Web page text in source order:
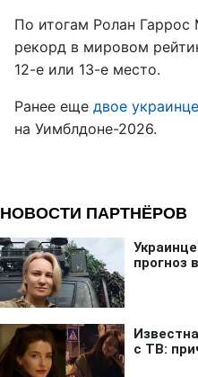
По итогам Ролан Гаррос
рекорд в мировом
12-е или 13-е место.
Ранее еще двое
на Уимблдоне-2026.